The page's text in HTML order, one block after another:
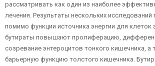
рассматривать как один из наиболее
лечения. Результаты нескольких исследований
помимо функции источника энергии для клеток
бутираты повышают пролиферацию,
созревание энтероцитов тонкого кишечника,
барьерную функцию толстого кишечника.